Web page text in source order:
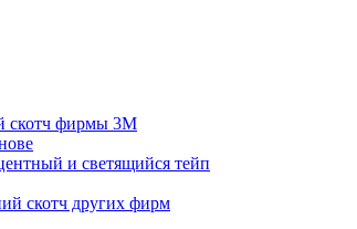
скотч фирмы 3M
и светящийся тейп
скотч других фирм